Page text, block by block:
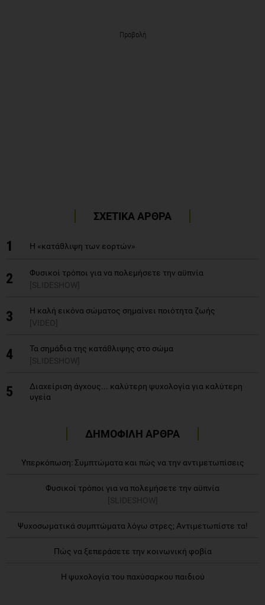
Προβολή
ΣΧΕΤΙΚΑ ΑΡΘΡΑ
1 Η «κατάθλιψη των εορτών»
2
Φυσικοί τρόποι για να πολεμήσετε την αϋπνία
[SLIDESHOW]
3
H καλή εικόνα σώματος σημαίνει ποιότητα ζωής
[VIDEO]
4
Τα σημάδια της κατάθλιψης στο σώμα
[SLIDESHOW]
5
Διαχείριση άγχους... καλύτερη ψυχολογία για καλύτερη
υγεία
ΔΗΜΟΦΙΛΗ ΑΡΘΡΑ
Υπερκόπωση: Συμπτώματα και πώς να την αντιμετωπίσεις
Φυσικοί τρόποι για να πολεμήσετε την αϋπνία
[SLIDESHOW]
Ψυχοσωματικά συμπτώματα λόγω στρες; Αντιμετωπίστε τα!
Πώς να ξεπεράσετε την κοινωνική φοβία
Η ψυχολογία του παχύσαρκου παιδιού